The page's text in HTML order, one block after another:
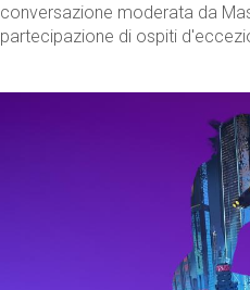
conversazione moderata da
partecipazione di ospiti